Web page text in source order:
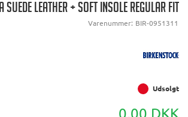
LEATHER + SOFT INSOLE REGULAR FIT
Varenummer: BIR-0951311
Udsolgt
0,00 DKK